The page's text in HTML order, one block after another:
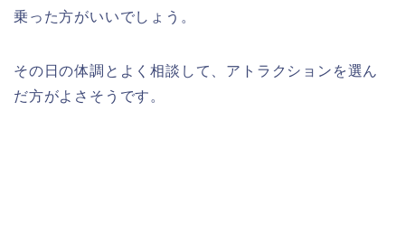
乗った方がいいでしょう。
その日の体調とよく相談して、アトラクションを選ん
だ方がよさそうです。